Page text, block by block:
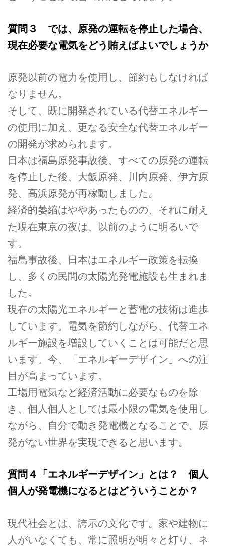
質問３ では、原発の運転を停止した場合、
現在必要な電気をどう賄えばよいでしょうか
原発以前の電力を使用し、節約もしなければ
なりません。
そして、既に開発されている代替エネルギー
の使用に加え、更なる安全な代替エネルギー
の開発が求められます。
日本は福島原発事故後、すべての原発の運転
を停止した後、大飯原発、川内原発、伊方原
発、高浜原発が再稼動しました。
経済的萎縮はややあったものの、それに耐え
た現在東京の夜は、以前のように明るいで
す。
福島事故後、日本はエネルギー政策を転換
し、多くの民間の太陽光発電施設も生まれま
した。
現在の太陽光エネルギーと蓄電の技術は進歩
しています。電気を節約しながら、代替エネ
ルギー施設を増設していくことは可能だと思
います。今、「エネルギーデザイン」への注
目が高まっています。
工場用電気など経済活動に必要なものを除
き、個人個人としては最小限の電気を使用し
ながら、自分で動き発電機となることで、原
発がない世界を実現できると思います。
質問４「エネルギーデザイン」とは？ 個人
個人が発電機になるとはどういうことか？
現代社会とは、誇示の文化です。家や建物に
人がいなくても、常に照明が明々と灯り、ネ